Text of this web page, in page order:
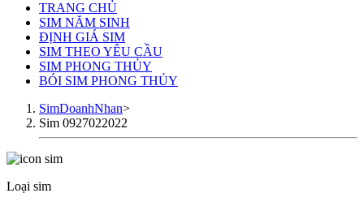
TRANG CHỦ
SIM NĂM SINH
ĐỊNH GIÁ SIM
SIM THEO YÊU CẦU
SIM PHONG THỦY
BÓI SIM PHONG THỦY
SimDoanhNhan>
Sim 0927022022
Loại sim